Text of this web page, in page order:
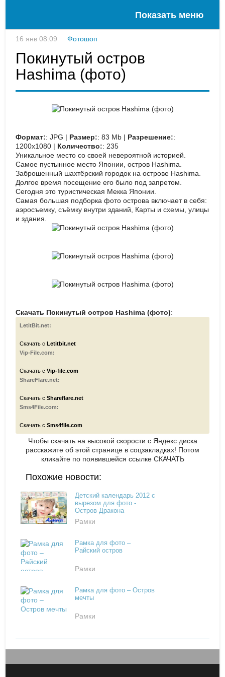
Показать меню
16 янв 08:09 Фотошоп
Покинутый остров
Hashima (фото)
Формат:: JPG | Размер:: 83 Mb | Разрешение::
1200х1080 | Количество:: 235
Уникальное место со своей невероятной историей.
Самое пустынное место Японии, остров Hashima.
Заброшенный шахтёрский городок на острове Hashima.
Долгое время посещение его было под запретом.
Сегодня это туристическая Мекка Японии.
Самая большая подборка фото острова включает в себя:
аэросъемку, съёмку внутри зданий, Карты и схемы, улицы
и здания.
Скачать Покинутый остров Hashima (фото):
LetitBit.net:
Скачать сLetitbit.net
Vip-File.com:
Скачать сVip-file.com
ShareFlare.net:
Скачать сShareflare.net
Sms4File.com:
Скачать сSms4file.com
Чтобы скачать на высокой скорости с Яндекс диска
расскажите об этой странице в соцзакладках! Потом
кликайте по появившейся ссылке СКАЧАТЬ
Похожие новости:
Детский календарь 2012 с
вырезом для фото -
Остров Дракона
Рамки
Рамка для фото –
Райский остров
Рамки
Рамка для фото – Остров
мечты
Рамки